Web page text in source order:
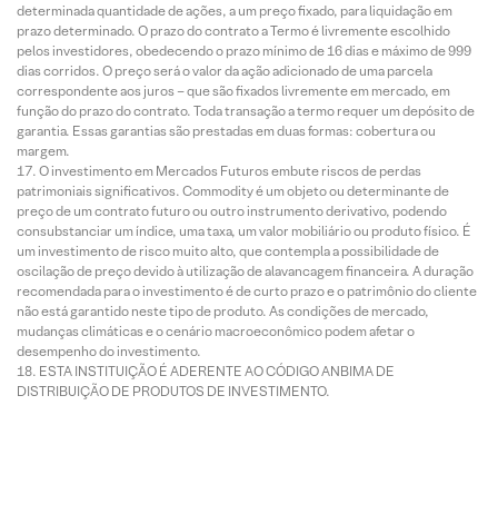
determinada quantidade de ações, a um preço fixado, para liquidação em
prazo determinado. O prazo do contrato a Termo é livremente escolhido
pelos investidores, obedecendo o prazo mínimo de 16 dias e máximo de 999
dias corridos. O preço será o valor da ação adicionado de uma parcela
correspondente aos juros – que são fixados livremente em mercado, em
função do prazo do contrato. Toda transação a termo requer um depósito de
garantia. Essas garantias são prestadas em duas formas: cobertura ou
margem.
O investimento em Mercados Futuros embute riscos de perdas
patrimoniais significativos. Commodity é um objeto ou determinante de
preço de um contrato futuro ou outro instrumento derivativo, podendo
consubstanciar um índice, uma taxa, um valor mobiliário ou produto físico. É
um investimento de risco muito alto, que contempla a possibilidade de
oscilação de preço devido à utilização de alavancagem financeira. A duração
recomendada para o investimento é de curto prazo e o patrimônio do cliente
não está garantido neste tipo de produto. As condições de mercado,
mudanças climáticas e o cenário macroeconômico podem afetar o
desempenho do investimento.
ESTA INSTITUIÇÃO É ADERENTE AO CÓDIGO ANBIMA DE
DISTRIBUIÇÃO DE PRODUTOS DE INVESTIMENTO.